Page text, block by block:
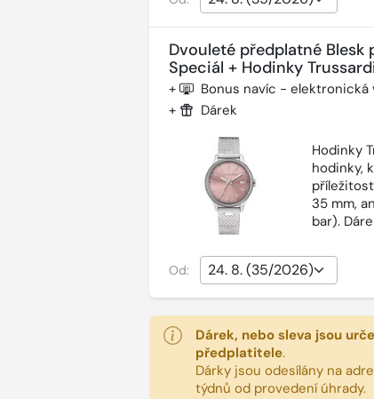
Dvouleté předplatné Blesk
Speciál + Hodinky
+ Bonus navíc - elektronická
+ Dárek
Hodinky
hodinky,
35 mm,
bar).
Od:
Dárek, nebo sleva jsou
předplatitele.
Dárky jsou odesílány na
týdnů od provedení úhrady.